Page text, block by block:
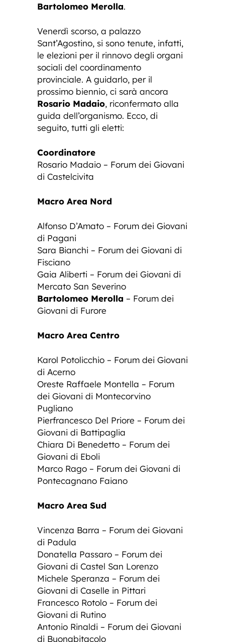
Bartolomeo Merolla.
Venerdì scorso, a palazzo
Sant’Agostino, si sono tenute, infatti,
le elezioni per il rinnovo degli organi
sociali del coordinamento
provinciale. A guidarlo, per il
prossimo biennio, ci sarà ancora
Rosario Madaio, riconfermato alla
guida dell’organismo. Ecco, di
seguito, tutti gli eletti:
Coordinatore
Rosario Madaio – Forum dei Giovani
di Castelcivita
Macro Area Nord
Alfonso D’Amato – Forum dei Giovani
di Pagani
Sara Bianchi – Forum dei Giovani di
Fisciano
Gaia Aliberti – Forum dei Giovani di
Mercato San Severino
Bartolomeo Merolla – Forum dei
Giovani di Furore
Macro Area Centro
Karol Potolicchio – Forum dei Giovani
di Acerno
Oreste Raffaele Montella – Forum
dei Giovani di Montecorvino
Pugliano
Pierfrancesco Del Priore – Forum dei
Giovani di Battipaglia
Chiara Di Benedetto – Forum dei
Giovani di Eboli
Marco Rago – Forum dei Giovani di
Pontecagnano Faiano
Macro Area Sud
Vincenza Barra – Forum dei Giovani
di Padula
Donatella Passaro – Forum dei
Giovani di Castel San Lorenzo
Michele Speranza – Forum dei
Giovani di Caselle in Pittari
Francesco Rotolo – Forum dei
Giovani di Rutino
Antonio Rinaldi – Forum dei Giovani
di Buonabitacolo